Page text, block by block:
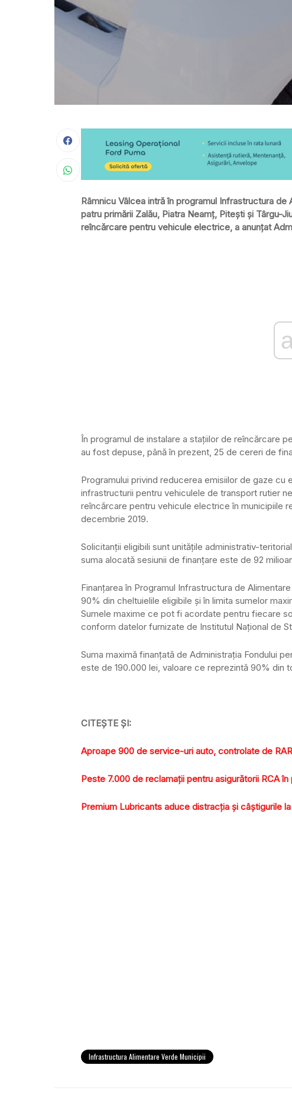
Râmnicu Vâlcea intră în programul Infrastructura
patru primării Zalău, Piatra Neamţ, Piteşti şi Târgu-
reîncărcare pentru vehicule electrice, a anunţat
În programul de instalare a staţiilor de reîncărcare
au fost depuse, până în prezent, 25 de cereri de
Programului privind reducerea emisiilor de gaze
infrastructurii pentru vehiculele de transport rutier
reîncărcare pentru vehicule electrice în municipiile
decembrie 2019.
Solicitanţii eligibili sunt unităţile administrativ-
suma alocată sesiunii de finanţare este de 92
Finanţarea în Programul Infrastructura de
90% din cheltuielile eligibile şi în limita sumelor
Sumele maxime ce pot fi acordate pentru fiecare
conform datelor furnizate de Institutul Naţional de
Suma maximă finanţată de Administraţia Fondului
este de 190.000 lei, valoare ce reprezintă 90% din
CITEŞTE ŞI:
Aproape 900 de service-uri auto, controlate de
Peste 7.000 de reclamaţii pentru asigurătorii RCA în
Premium Lubricants aduce distracția și câștigurile la
Infrastructura Alimentare Verde Municipii